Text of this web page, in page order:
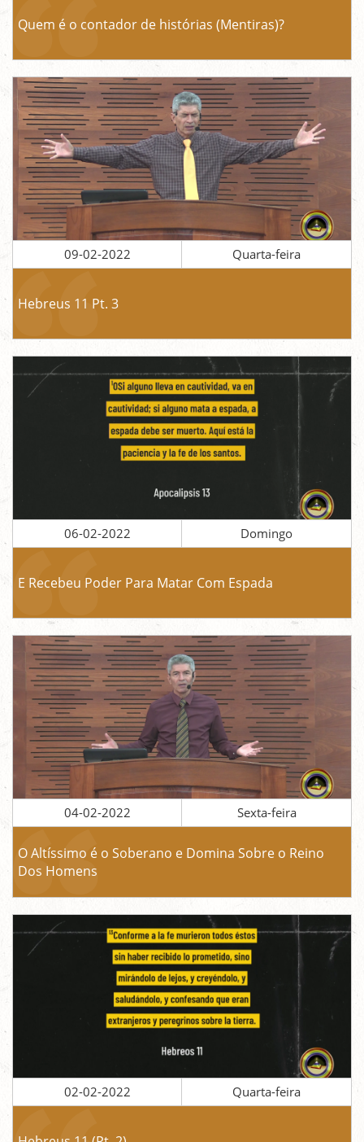
Quem é o contador de histórias (Mentiras)?
09-02-2022 Quarta-feira
Hebreus 11 Pt. 3
06-02-2022 Domingo
E Recebeu Poder Para Matar Com Espada
04-02-2022 Sexta-feira
O Altíssimo é o Soberano e Domina Sobre o Reino
Dos Homens
02-02-2022 Quarta-feira